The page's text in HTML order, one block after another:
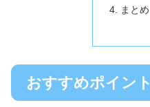
まとめ
おすすめポイント